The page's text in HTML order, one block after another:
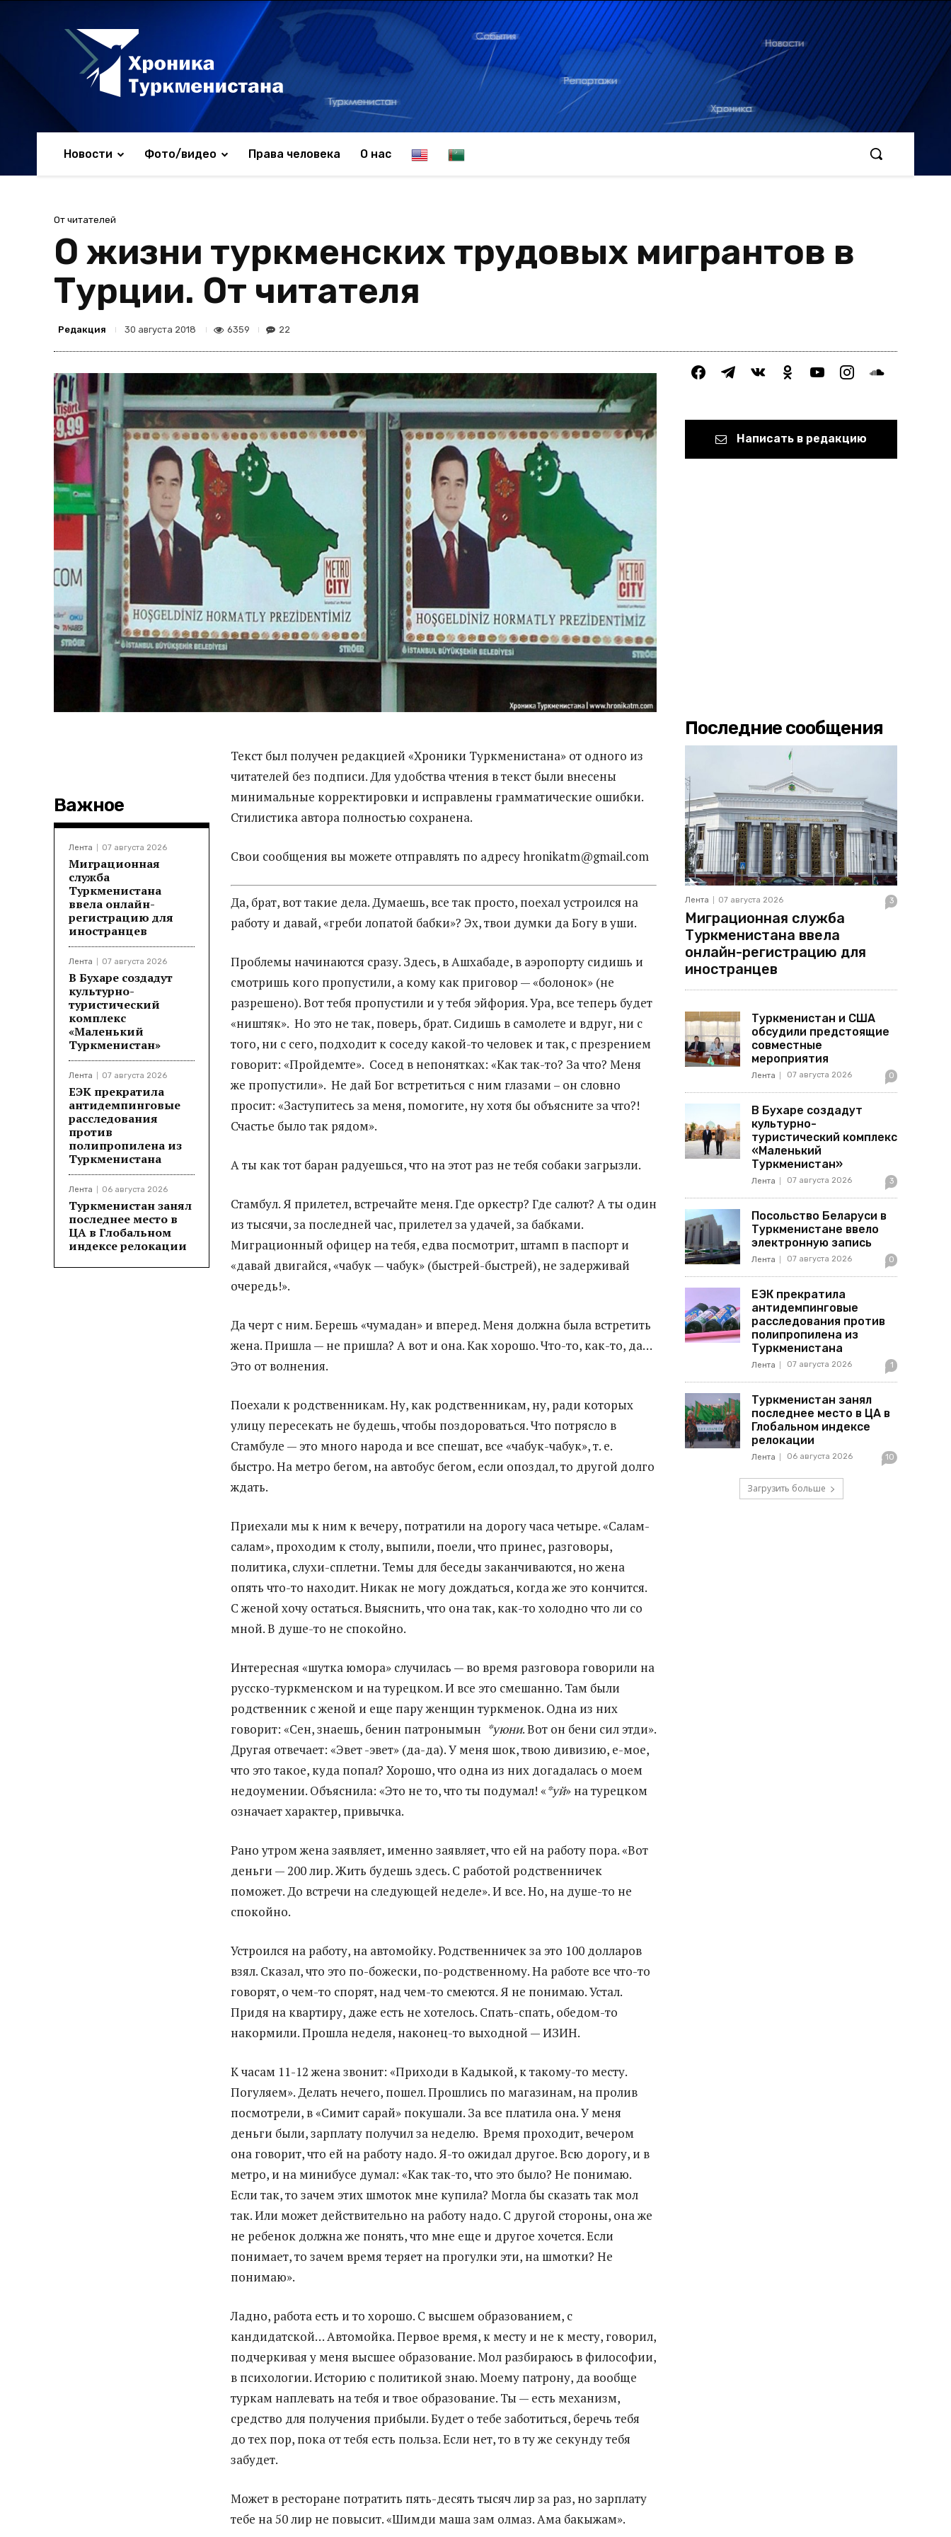
Новости Фото/видео Права человека О нас E
h
T
n
c
e
От читателей
О жизни туркменских трудовых мигрантов в
Турции. От читателя
Редакция 30 августа 2018 6359 22
Важное
Лента 07 августа 2026
Миграционная
служба
Туркменистана
ввела онлайн-
регистрацию для
иностранцев
Лента 07 августа 2026
В Бухаре создадут
культурно-
туристический
комплекс
«Маленький
Туркменистан»
Лента 07 августа 2026
ЕЭК прекратила
антидемпинговые
расследования
против
полипропилена из
Туркменистана
Лента 06 августа 2026
Туркменистан занял
последнее место в
ЦА в Глобальном
индексе релокации
Текст был получен редакцией «Хроники Туркменистана» от одного из
читателей без подписи. Для удобства чтения в текст были внесены
минимальные корректировки и исправлены грамматические ошибки.
Стилистика автора полностью сохранена.
Свои сообщения вы можете отправлять по адресу hronikatm@gmail.com
Да, брат, вот такие дела. Думаешь, все так просто, поехал устроился на
работу и давай, «греби лопатой бабки»? Эх, твои думки да Богу в уши.
Проблемы начинаются сразу. Здесь, в Ашхабаде, в аэропорту сидишь и
смотришь кого пропустили, а кому как приговор — «болонок» (не
разрешено). Вот тебя пропустили и у тебя эйфория. Ура, все теперь будет
«ништяк». Но это не так, поверь, брат. Сидишь в самолете и вдруг, ни с
того, ни с сего, подходит к соседу какой-то человек и так, с презрением
говорит: «Пройдемте». Сосед в непонятках: «Как так-то? За что? Меня
же пропустили». Не дай Бог встретиться с ним глазами – он словно
просит: «Заступитесь за меня, помогите, ну хотя бы объясните за что?!
Счастье было так рядом».
А ты как тот баран радуешься, что на этот раз не тебя собаки загрызли.
Стамбул. Я прилетел, встречайте меня. Где оркестр? Где салют? А ты один
из тысячи, за последней час, прилетел за удачей, за бабками.
Миграционный офицер на тебя, едва посмотрит, штамп в паспорт и
«давай двигайся, «чабук — чабук» (быстрей-быстрей), не задерживай
очередь!».
Да черт с ним. Берешь «чумадан» и вперед. Меня должна была встретить
жена. Пришла — не пришла? А вот и она. Как хорошо. Что-то, как-то, да…
Это от волнения.
Поехали к родственникам. Ну, как родственникам, ну, ради которых
улицу пересекать не будешь, чтобы поздороваться. Что потрясло в
Стамбуле — это много народа и все спешат, все «чабук-чабук», т. е.
быстро. На метро бегом, на автобус бегом, если опоздал, то другой долго
ждать.
Приехали мы к ним к вечеру, потратили на дорогу часа четыре. «Салам-
салам», проходим к столу, выпили, поели, что принес, разговоры,
политика, слухи-сплетни. Темы для беседы заканчиваются, но жена
опять что-то находит. Никак не могу дождаться, когда же это кончится.
С женой хочу остаться. Выяснить, что она так, как-то холодно что ли со
мной. В душе-то не спокойно.
Интересная «шутка юмора» случилась — во время разговора говорили на
русско-туркменском и на турецком. И все это смешанно. Там были
родственник с женой и еще пару женщин туркменок. Одна из них
говорит: «Сен, знаешь, бенин патронымын *уюни. Вот он бени сил этди».
Другая отвечает: «Эвет -эвет» (да-да). У меня шок, твою дивизию, е-мое,
что это такое, куда попал? Хорошо, что одна из них догадалась о моем
недоумении. Объяснила: «Это не то, что ты подумал! «*уй» на турецком
означает характер, привычка.
Рано утром жена заявляет, именно заявляет, что ей на работу пора. «Вот
деньги — 200 лир. Жить будешь здесь. С работой родственничек
поможет. До встречи на следующей неделе». И все. Но, на душе-то не
спокойно.
Устроился на работу, на автомойку. Родственничек за это 100 долларов
взял. Сказал, что это по-божески, по-родственному. На работе все что-то
говорят, о чем-то спорят, над чем-то смеются. Я не понимаю. Устал.
Придя на квартиру, даже есть не хотелось. Спать-спать, обедом-то
накормили. Прошла неделя, наконец-то выходной — ИЗИН.
К часам 11-12 жена звонит: «Приходи в Кадыкой, к такому-то месту.
Погуляем». Делать нечего, пошел. Прошлись по магазинам, на пролив
посмотрели, в «Симит сарай» покушали. За все платила она. У меня
деньги были, зарплату получил за неделю. Время проходит, вечером
она говорит, что ей на работу надо. Я-то ожидал другое. Всю дорогу, и в
метро, и на минибусе думал: «Как так-то, что это было? Не понимаю.
Если так, то зачем этих шмоток мне купила? Могла бы сказать так мол
так. Или может действительно на работу надо. С другой стороны, она же
не ребенок должна же понять, что мне еще и другое хочется. Если
понимает, то зачем время теряет на прогулки эти, на шмотки? Не
понимаю».
Ладно, работа есть и то хорошо. С высшем образованием, с
кандидатской… Автомойка. Первое время, к месту и не к месту, говорил,
подчеркивая у меня высшее образование. Мол разбираюсь в философии,
в психологии. Историю с политикой знаю. Моему патрону, да вообще
туркам наплевать на тебя и твое образование. Ты — есть механизм,
средство для получения прибыли. Будет о тебе заботиться, беречь тебя
до тех пор, пока от тебя есть польза. Если нет, то в ту же секунду тебя
забудет.
Может в ресторане потратить пять-десять тысяч лир за раз, но зарплату
тебе на 50 лир не повысит. «Шимди маша зам олмаз. Ама бакыжам».
facebooktelegramvkontakteodnoklassniki
youtubeinstagramsoundcloud
Написать в редакцию
Последние сообщения
Лента 07 августа 2026 3
Миграционная служба
Туркменистана ввела
онлайн-регистрацию для
иностранцев
Туркменистан и США
обсудили предстоящие
совместные
мероприятия
Лента 07 августа 2026 0
В Бухаре создадут
культурно-
туристический комплекс
«Маленький
Туркменистан»
Лента 07 августа 2026 3
Посольство Беларуси в
Туркменистане ввело
электронную запись
Лента 07 августа 2026 0
ЕЭК прекратила
антидемпинговые
расследования против
полипропилена из
Туркменистана
Лента 07 августа 2026 1
Туркменистан занял
последнее место в ЦА в
Глобальном индексе
релокации
Лента 06 августа 2026 10
Загрузить больше